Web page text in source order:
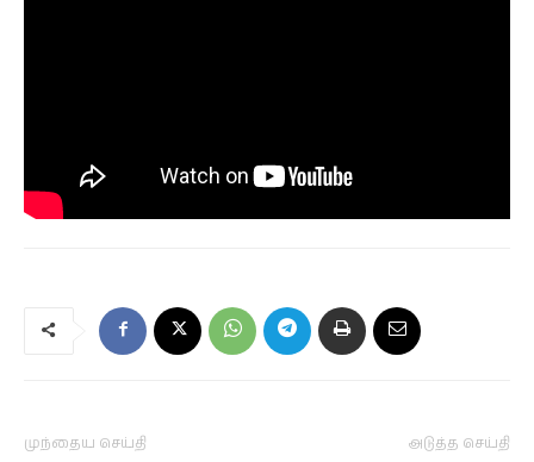
முந்தைய செய்தி அடுத்த செய்தி